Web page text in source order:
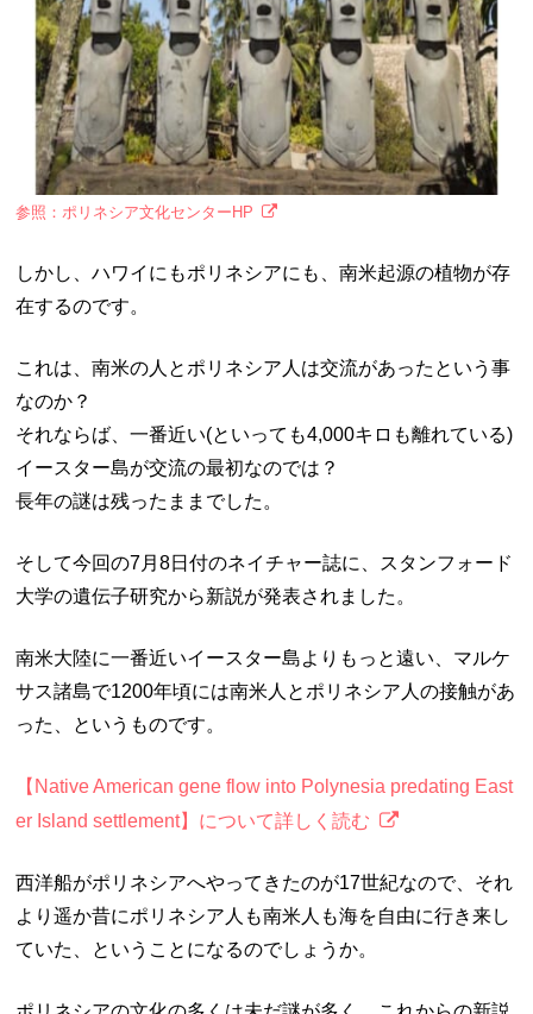
参照：ポリネシア文化センターHP
しかし、ハワイにもポリネシアにも、南米起源の植物が存
在するのです。
これは、南米の人とポリネシア人は交流があったという事
なのか？
それならば、一番近い(といっても4,000キロも離れている)
イースター島が交流の最初なのでは？
長年の謎は残ったままでした。
そして今回の7月8日付のネイチャー誌に、スタンフォード
大学の遺伝子研究から新説が発表されました。
南米大陸に一番近いイースター島よりもっと遠い、マルケ
サス諸島で1200年頃には南米人とポリネシア人の接触があ
った、というものです。
【Native American gene flow into Polynesia predating East
er Island settlement】について詳しく読む
西洋船がポリネシアへやってきたのが17世紀なので、それ
より遥か昔にポリネシア人も南米人も海を自由に行き来し
ていた、ということになるのでしょうか。